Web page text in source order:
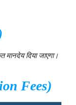
मानदेय दिया जाएगा।
Fees)